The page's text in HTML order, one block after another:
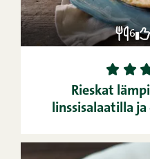
6
1 2 3
Rieskat
linssisalaatilla